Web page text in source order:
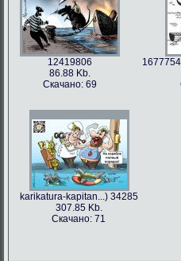
12419806
86.88 Kb.
Скачано: 69
karikatura-kapitan...) 34285
307.85 Kb.
Скачано: 71